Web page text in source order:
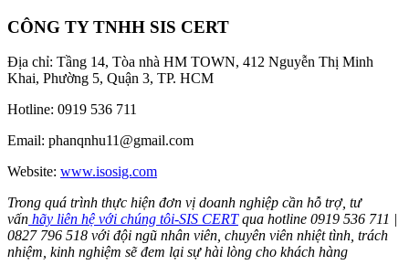
CÔNG TY TNHH SIS CERT
Địa chỉ: Tầng 14, Tòa nhà HM TOWN, 412 Nguyễn Thị Minh
Khai, Phường 5, Quận 3, TP. HCM
Hotline: 0919 536 711
Email: phanqnhu11@gmail.com
Website: www.isosig.com
Trong quá trình thực hiện đơn vị doanh nghiệp cần hỗ trợ, tư
vấn hãy liên hệ với chúng tôi-SIS CERTqua hotline 0919 536 711 |
0827 796 518 với đội ngũ nhân viên, chuyên viên nhiệt tình, trách
nhiệm, kinh nghiệm sẽ đem lại sự hài lòng cho khách hàng